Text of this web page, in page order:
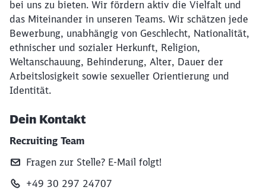
bei uns zu bieten. Wir fördern aktiv die Vielfalt und
das Miteinander in unseren Teams. Wir schätzen jede
Bewerbung, unabhängig von Geschlecht, Nationalität,
ethnischer und sozialer Herkunft, Religion,
Weltanschauung, Behinderung, Alter, Dauer der
Arbeitslosigkeit sowie sexueller Orientierung und
Identität.
Dein Kontakt
Recruiting Team
Fragen zur Stelle? E‑Mail folgt!
+49 30 297 24707